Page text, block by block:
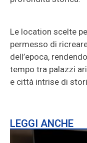
Le location scelte
permesso di
dell’epoca,
tempo tra palazzi
e città intrise di
LEGGI ANCHE